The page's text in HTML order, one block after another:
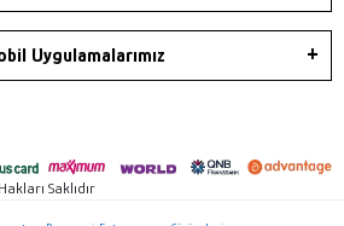
Uygulamalarımız
Saklıdır